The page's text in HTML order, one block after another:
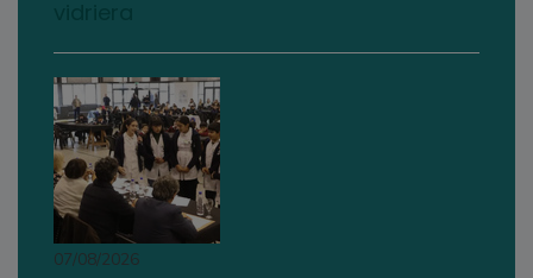
07/08/2026